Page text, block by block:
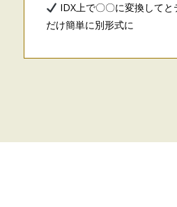
IDX上で〇〇に変換して
だけ簡単に別形式に